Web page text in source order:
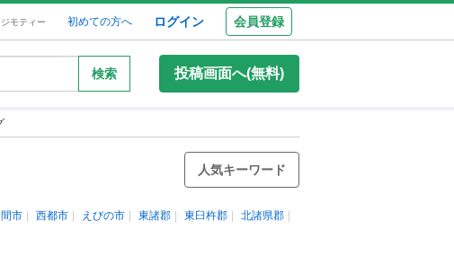
モティー 初めての方へ ログイン 会員登録
検索 投稿画面へ(無料)
人気キーワード
市 西都市 えびの市 東諸郡 東臼杵郡
北諸県郡